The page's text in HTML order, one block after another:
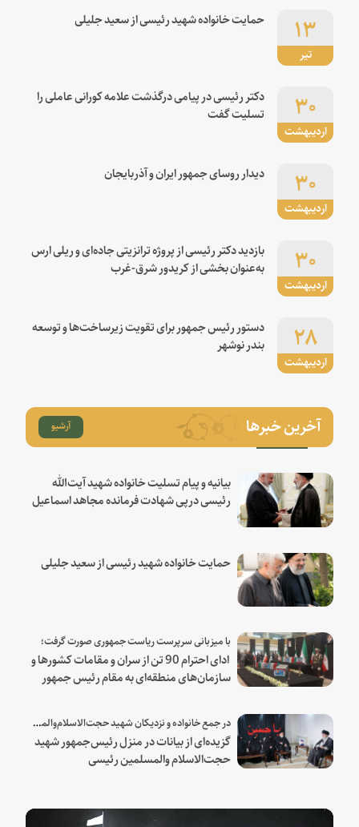
تیر
۱۳ حمایت خانواده شهید رئیسی از سعید جلیلی
اردیبهشت
۳۰
دکتر رئیسی در پیامی درگذشت علامه کورانی عاملی را
تسلیت گفت
اردیبهشت
۳۰ دیدار روسای جمهور ایران و آذربایجان
اردیبهشت
۳۰
بازدید دکتر رئیسی از پروژه ترانزیتی جاده‌ای و ریلی ارس
به‌عنوان بخشی از کریدور شرق-غرب
اردیبهشت
۲۸
دستور رئیس جمهور برای تقویت زیرساخت‌ها و توسعه
بندر نوشهر
آخرین خبرها آرشیو
بیانیه و پیام تسلیت خانواده شهید آیت‌الله
رئیسی درپی شهادت فرمانده مجاهد اسماعیل
حمایت خانواده شهید رئیسی از سعید جلیلی
با میزبانی سرپرست ریاست جمهوری صورت گرفت؛
ادای احترام 90 تن از سران و مقامات کشورها و
سازمان‌های منطقه‌ای به مقام رئیس جمهور
در جمع خانواده و نزدیکان شهید حجت‌الاسلام‌والمسلمین رئیسی:
گزیده‌ای از بیانات در منزل رئیس‌جمهور شهید
حجت‌الاسلام والمسلمین رئیسی